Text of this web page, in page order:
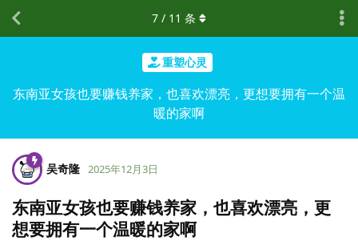
重塑心灵
东南亚女孩也要赚钱养家，也喜欢漂亮，更想要拥有一个温
暖的家啊
7 / 11 条
吴奇隆 2025年12月3日
东南亚女孩也要赚钱养家，也喜欢漂亮，更
想要拥有一个温暖的家啊